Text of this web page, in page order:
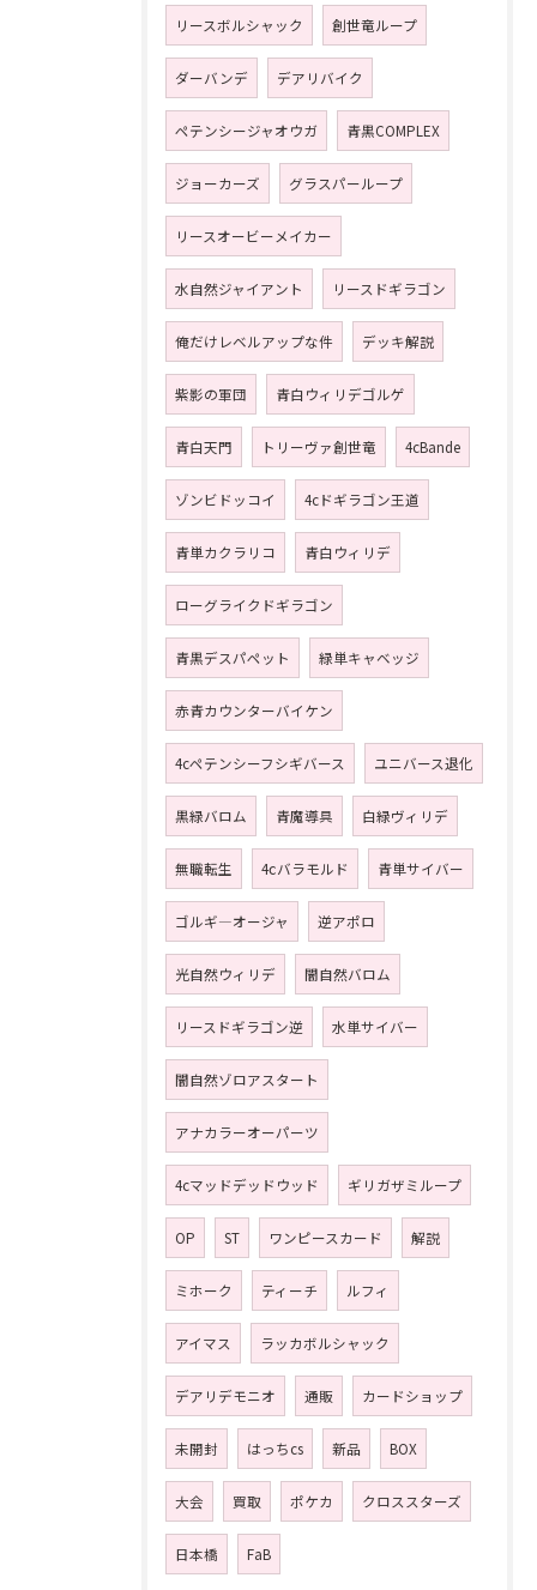
リースボルシャック 創世竜ループ
ダーバンデ デアリバイク
ペテンシージャオウガ 青黒COMPLEX
ジョーカーズ グラスパーループ
リースオービーメイカー
水自然ジャイアント リースドギラゴン
俺だけレベルアップな件 デッキ解説
紫影の軍団 青白ウィリデゴルゲ
青白天門 トリーヴァ創世竜 4cBande
ゾンビドッコイ 4cドギラゴン王道
青単カクラリコ 青白ウィリデ
ローグライクドギラゴン
青黒デスパペット 緑単キャベッジ
赤青カウンターバイケン
4cペテンシーフシギバース ユニバース退化
黒緑バロム 青魔導具 白緑ヴィリデ
無職転生 4ⅽバラモルド 青単サイバー
ゴルギ―オージャ 逆アポロ
光自然ウィリデ 闇自然バロム
リースドギラゴン逆 水単サイバー
闇自然ゾロアスタート
アナカラーオーパーツ
4cマッドデッドウッド ギリガザミループ
OP ST ワンピースカード 解説
ミホーク ティーチ ルフィ
アイマス ラッカボルシャック
デアリデモニオ 通販 カードショップ
未開封 はっちcs 新品 BOX
大会 買取 ポケカ クロススターズ
日本橋 FaB